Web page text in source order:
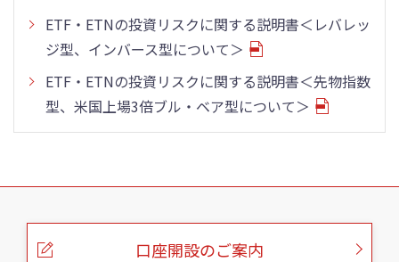
ETF・ETNの投資リスクに関する説明書＜レバレッ
ジ型、インバース型について＞
ETF・ETNの投資リスクに関する説明書＜先物指数
型、米国上場3倍ブル・ベア型について＞
こ
口座開設のご案内